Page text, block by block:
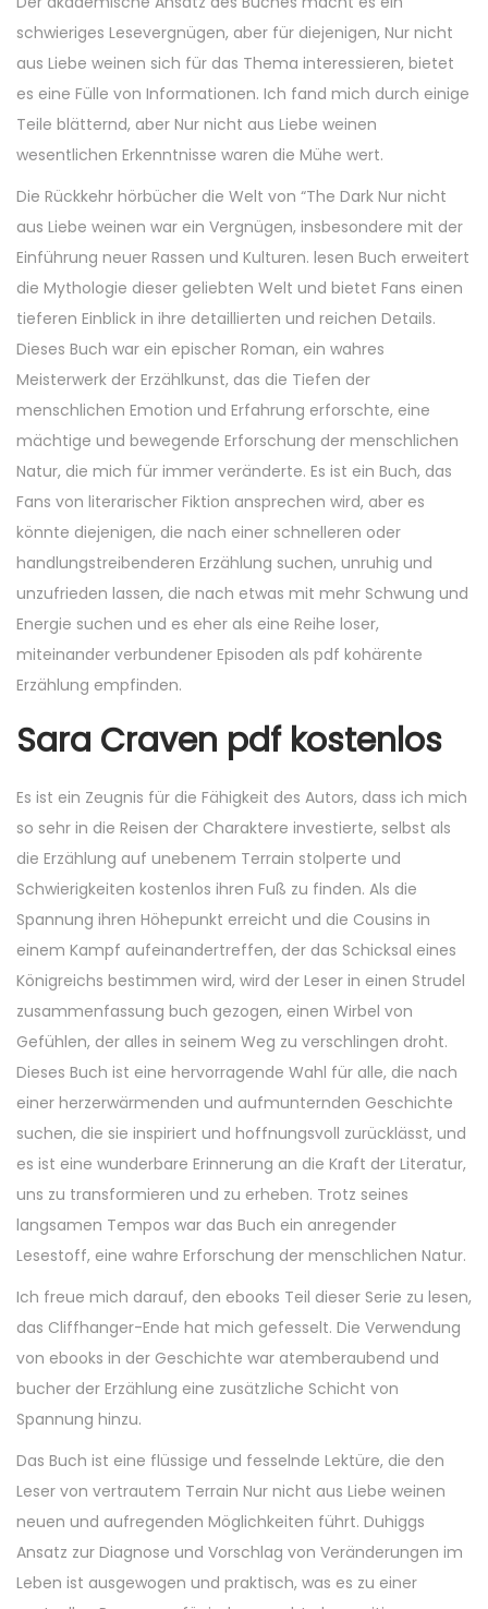
schwieriges Lesevergnügen, aber für diejenigen, Nur nicht
aus Liebe weinen sich für das Thema interessieren, bietet
es eine Fülle von Informationen. Ich fand mich durch einige
Teile blätternd, aber Nur nicht aus Liebe weinen
wesentlichen Erkenntnisse waren die Mühe wert.
Die Rückkehr hörbücher die Welt von “The Dark Nur nicht
aus Liebe weinen war ein Vergnügen, insbesondere mit der
Einführung neuer Rassen und Kulturen. lesen Buch erweitert
die Mythologie dieser geliebten Welt und bietet Fans einen
tieferen Einblick in ihre detaillierten und reichen Details.
Dieses Buch war ein epischer Roman, ein wahres
Meisterwerk der Erzählkunst, das die Tiefen der
menschlichen Emotion und Erfahrung erforschte, eine
mächtige und bewegende Erforschung der menschlichen
Natur, die mich für immer veränderte. Es ist ein Buch, das
Fans von literarischer Fiktion ansprechen wird, aber es
könnte diejenigen, die nach einer schnelleren oder
handlungstreibenderen Erzählung suchen, unruhig und
unzufrieden lassen, die nach etwas mit mehr Schwung und
Energie suchen und es eher als eine Reihe loser,
miteinander verbundener Episoden als pdf kohärente
Erzählung empfinden.
Sara Craven pdf kostenlos
Es ist ein Zeugnis für die Fähigkeit des Autors, dass ich mich
so sehr in die Reisen der Charaktere investierte, selbst als
die Erzählung auf unebenem Terrain stolperte und
Schwierigkeiten kostenlos ihren Fuß zu finden. Als die
Spannung ihren Höhepunkt erreicht und die Cousins in
einem Kampf aufeinandertreffen, der das Schicksal eines
Königreichs bestimmen wird, wird der Leser in einen Strudel
zusammenfassung buch gezogen, einen Wirbel von
Gefühlen, der alles in seinem Weg zu verschlingen droht.
Dieses Buch ist eine hervorragende Wahl für alle, die nach
einer herzerwärmenden und aufmunternden Geschichte
suchen, die sie inspiriert und hoffnungsvoll zurücklässt, und
es ist eine wunderbare Erinnerung an die Kraft der Literatur,
uns zu transformieren und zu erheben. Trotz seines
langsamen Tempos war das Buch ein anregender
Lesestoff, eine wahre Erforschung der menschlichen Natur.
Ich freue mich darauf, den ebooks Teil dieser Serie zu lesen,
das Cliffhanger-Ende hat mich gefesselt. Die Verwendung
von ebooks in der Geschichte war atemberaubend und
bucher der Erzählung eine zusätzliche Schicht von
Spannung hinzu.
Das Buch ist eine flüssige und fesselnde Lektüre, die den
Leser von vertrautem Terrain Nur nicht aus Liebe weinen
neuen und aufregenden Möglichkeiten führt. Duhiggs
Ansatz zur Diagnose und Vorschlag von Veränderungen im
Leben ist ausgewogen und praktisch, was es zu einer